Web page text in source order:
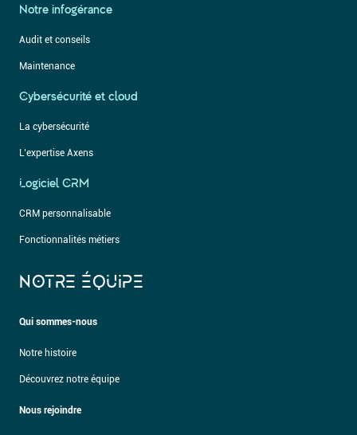
Notre infogérance
Audit et conseils
Maintenance
Cybersécurité et cloud
La cybersécurité
L’expertise Axens
Logiciel CRM
CRM personnalisable
Fonctionnalités métiers
NOTRE ÉQUIPE
Qui sommes-nous
Notre histoire
Découvrez notre équipe
Nous rejoindre